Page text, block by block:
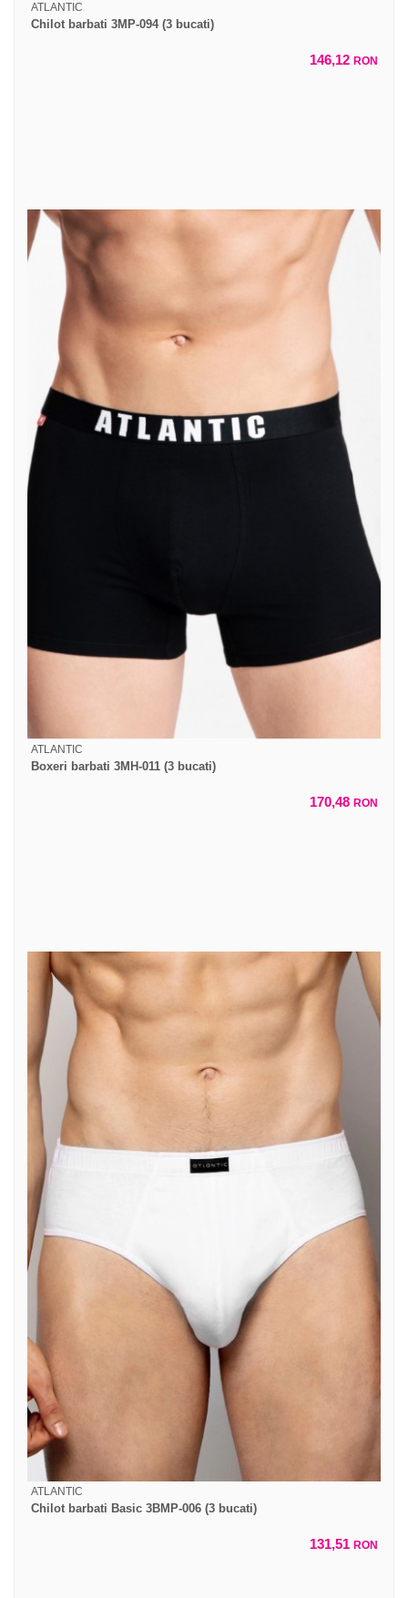
ATLANTIC
Chilot barbati 3MP-094 (3 bucati)
146,12 RON
ATLANTIC
Boxeri barbati 3MH-011 (3 bucati)
170,48 RON
ATLANTIC
Chilot barbati Basic 3BMP-006 (3 bucati)
131,51 RON